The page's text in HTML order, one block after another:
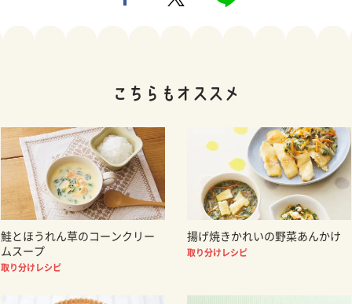
鮭とほうれん草のコーンクリー
ムスープ
取り分けレシピ
揚げ焼きかれいの野菜あんかけ
取り分けレシピ